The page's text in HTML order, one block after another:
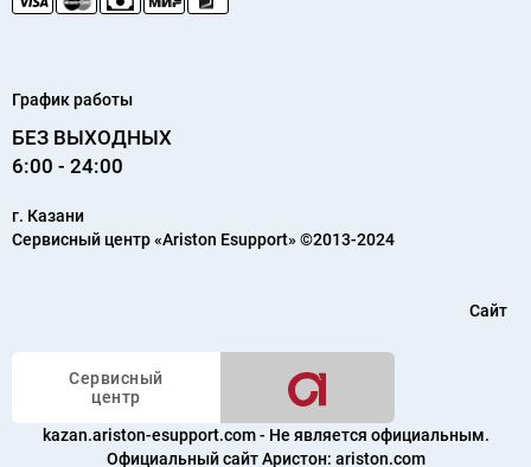
График работы
БЕЗ ВЫХОДНЫХ
6:00 - 24:00
г. Казани
Сервисный центр «Ariston Esupport»©2013-2024
Сервисный
центр
Сайт
kazan.ariston-esupport.com - Не является официальным.
Официальный сайт Аристон: ariston.com